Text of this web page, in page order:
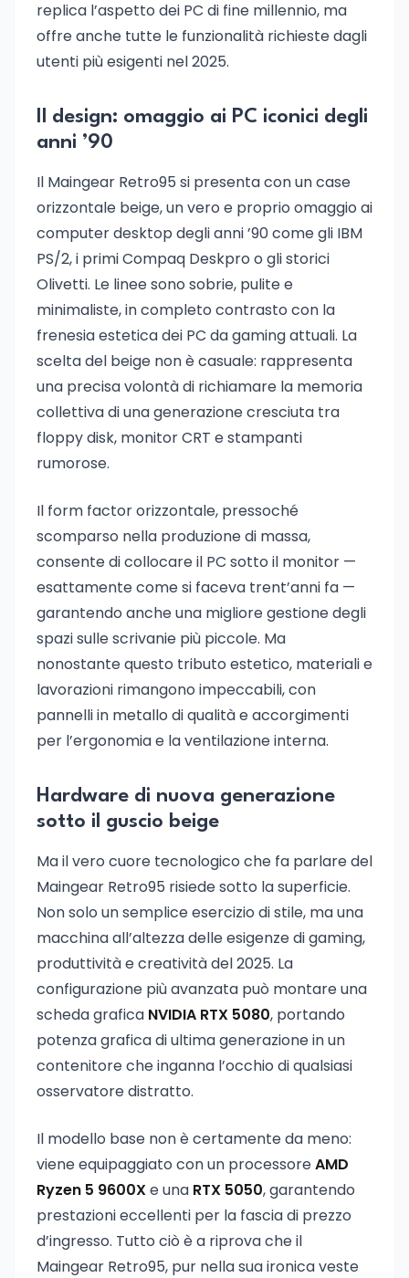
replica l’aspetto dei PC di fine millennio, ma
offre anche tutte le funzionalità richieste dagli
utenti più esigenti nel 2025.
Il design: omaggio ai PC iconici degli
anni ’90
Il Maingear Retro95 si presenta con un case
orizzontale beige, un vero e proprio omaggio ai
computer desktop degli anni ’90 come gli IBM
PS/2, i primi Compaq Deskpro o gli storici
Olivetti. Le linee sono sobrie, pulite e
minimaliste, in completo contrasto con la
frenesia estetica dei PC da gaming attuali. La
scelta del beige non è casuale: rappresenta
una precisa volontà di richiamare la memoria
collettiva di una generazione cresciuta tra
floppy disk, monitor CRT e stampanti
rumorose.
Il form factor orizzontale, pressoché
scomparso nella produzione di massa,
consente di collocare il PC sotto il monitor —
esattamente come si faceva trent’anni fa —
garantendo anche una migliore gestione degli
spazi sulle scrivanie più piccole. Ma
nonostante questo tributo estetico, materiali e
lavorazioni rimangono impeccabili, con
pannelli in metallo di qualità e accorgimenti
per l’ergonomia e la ventilazione interna.
Hardware di nuova generazione
sotto il guscio beige
Ma il vero cuore tecnologico che fa parlare del
Maingear Retro95 risiede sotto la superficie.
Non solo un semplice esercizio di stile, ma una
macchina all’altezza delle esigenze di gaming,
produttività e creatività del 2025. La
configurazione più avanzata può montare una
scheda grafica NVIDIA RTX 5080, portando
potenza grafica di ultima generazione in un
contenitore che inganna l’occhio di qualsiasi
osservatore distratto.
Il modello base non è certamente da meno:
viene equipaggiato con un processoreAMD
Ryzen 5 9600Xe una RTX 5050, garantendo
prestazioni eccellenti per la fascia di prezzo
d’ingresso. Tutto ciò è a riprova che il
Maingear Retro95, pur nella sua ironica veste